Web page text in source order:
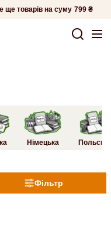
ще товарів на суму 799 ₴
Німецька
Фільтр